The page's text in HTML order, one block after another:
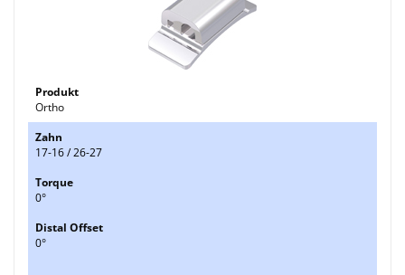
Ortho
17-16 / 26-27
0°
0°